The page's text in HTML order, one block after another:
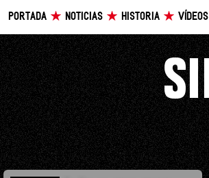
PORTADA NOTICIAS HISTORIA VÍDEOS